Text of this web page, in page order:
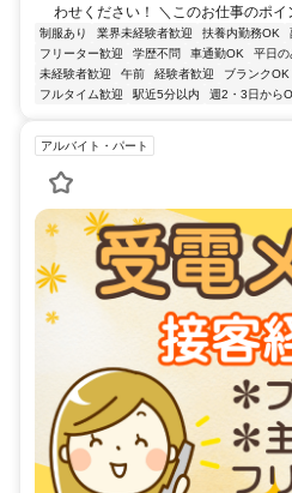
わせください！ ＼このお仕事の
制服あり 業界未経験者歓迎 扶養内勤務OK
フリーター歓迎
学歴不問 車通勤OK 平日の
未経験者歓迎
午前 経験者歓迎 ブランクOK
フルタイム歓迎
駅近5分以内 週2・3日から
アルバイト・パート